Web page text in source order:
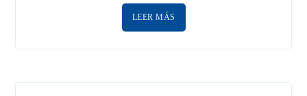
LEER MÁS